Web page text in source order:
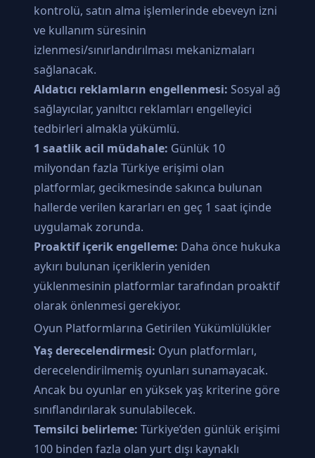
kontrolü, satın alma işlemlerinde ebeveyn izni
ve kullanım süresinin
izlenmesi/sınırlandırılması mekanizmaları
sağlanacak.
Aldatıcı reklamların engellenmesi: Sosyal ağ
sağlayıcılar, yanıltıcı reklamları engelleyici
tedbirleri almakla yükümlü.
1 saatlik acil müdahale: Günlük 10
milyondan fazla Türkiye erişimi olan
platformlar, gecikmesinde sakınca bulunan
hallerde verilen kararları en geç 1 saat içinde
uygulamak zorunda.
Proaktif içerik engelleme: Daha önce hukuka
aykırı bulunan içeriklerin yeniden
yüklenmesinin platformlar tarafından proaktif
olarak önlenmesi gerekiyor.
Oyun Platformlarına Getirilen Yükümlülükler
Yaş derecelendirmesi: Oyun platformları,
derecelendirilmemiş oyunları sunamayacak.
Ancak bu oyunlar en yüksek yaş kriterine göre
sınıflandırılarak sunulabilecek.
Temsilci belirleme: Türkiye’den günlük erişimi
100 binden fazla olan yurt dışı kaynaklı